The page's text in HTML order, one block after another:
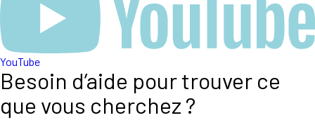
YouTube
Besoin d’aide pour trouver ce
que vous cherchez ?